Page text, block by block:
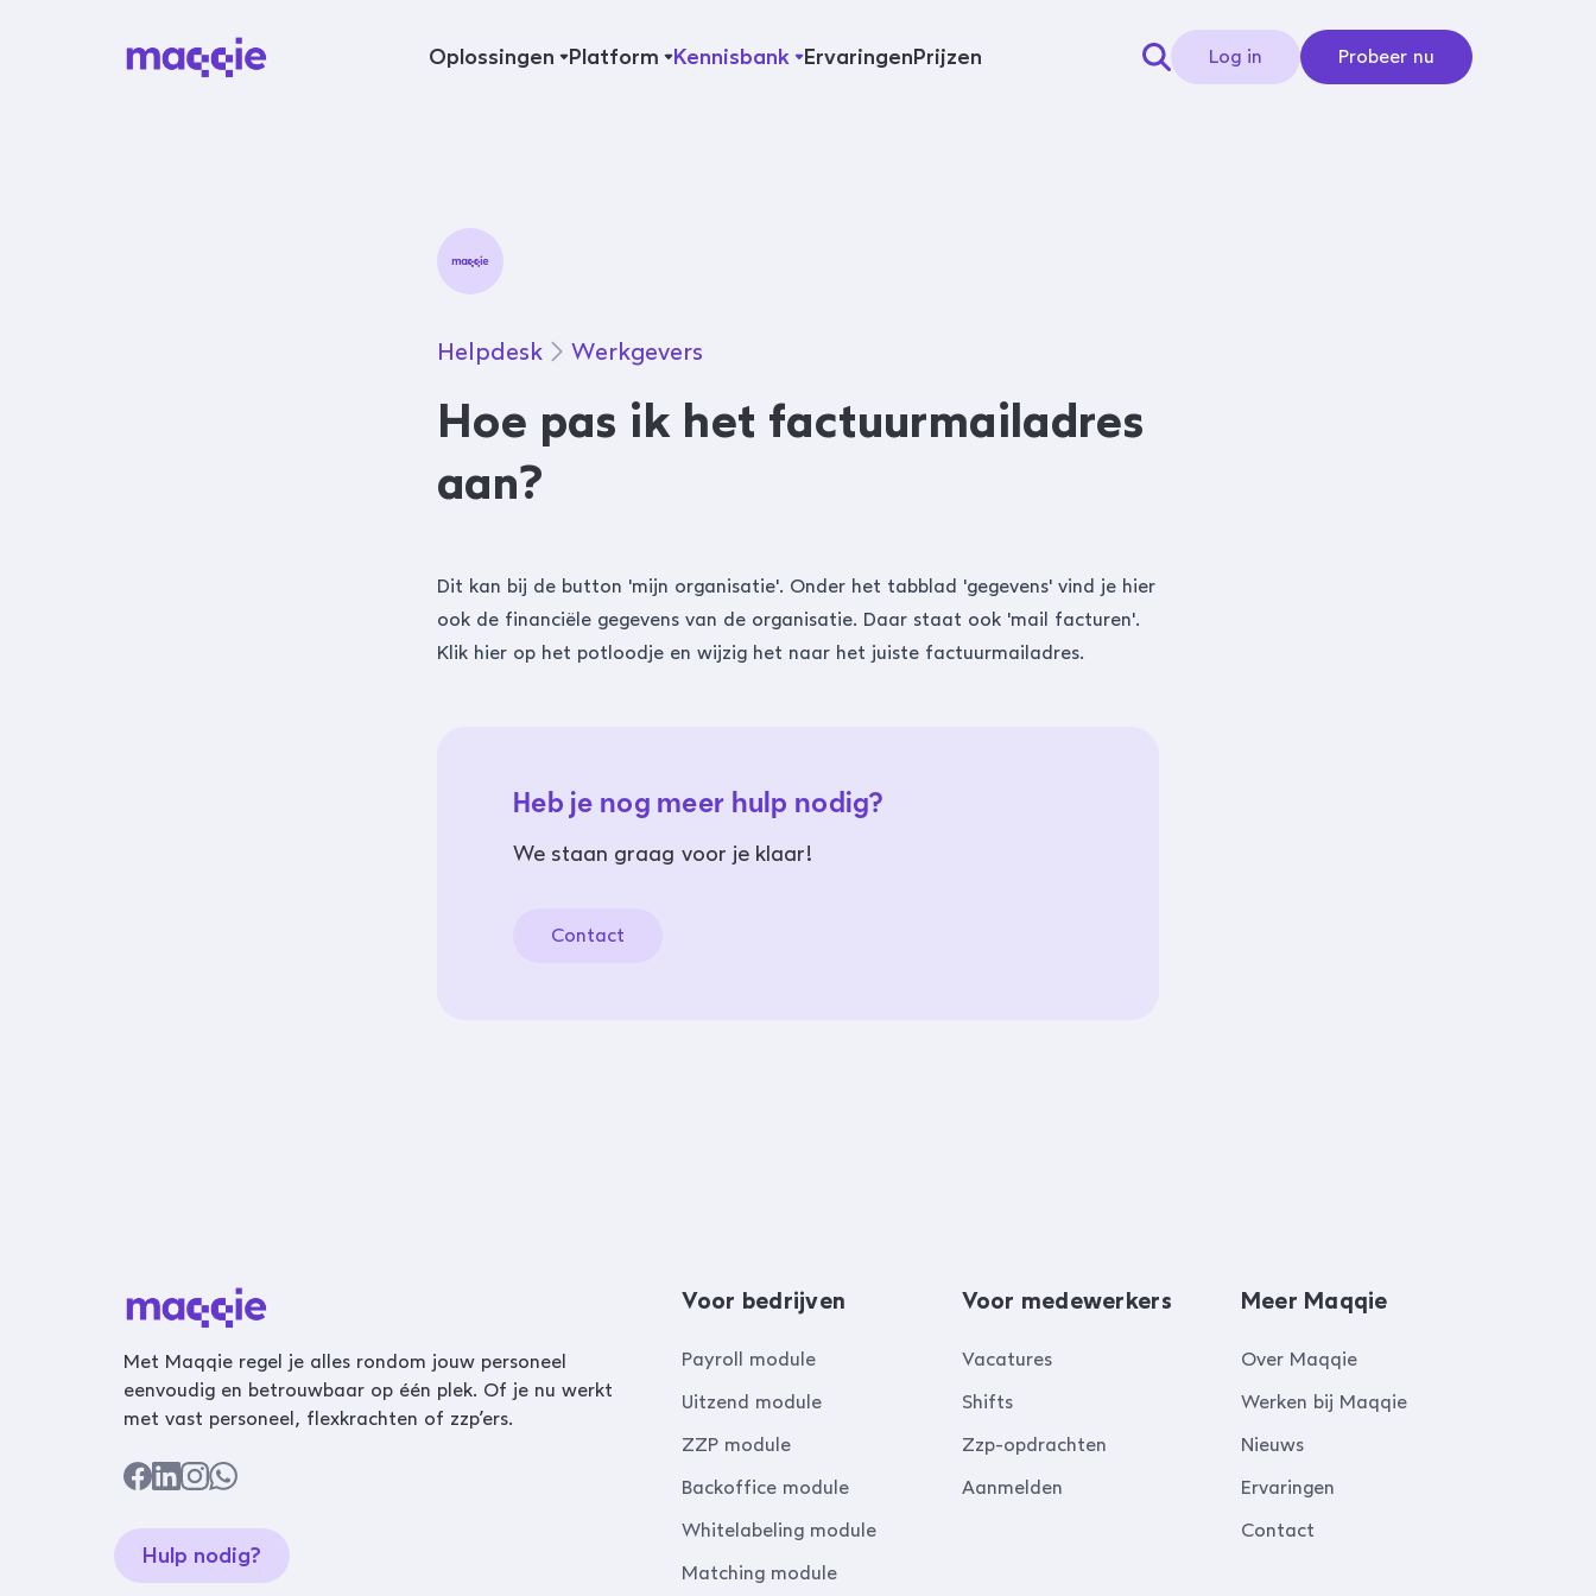
Oplossingen Platform Kennisbank ErvaringenPrijzen Log in Probeer nu
Helpdesk Werkgevers
Hoe pas ik het factuurmailadres
aan?
Dit kan bij de button 'mijn organisatie'. Onder het tabblad 'gegevens' vind je hier
ook de financiële gegevens van de organisatie. Daar staat ook 'mail facturen'.
Klik hier op het potloodje en wijzig het naar het juiste factuurmailadres.
Heb je nog meer hulp nodig?
We staan graag voor je klaar!
Contact
Met Maqqie regel je alles rondom jouw personeel
eenvoudig en betrouwbaar op één plek. Of je nu werkt
met vast personeel, flexkrachten of zzp’ers.
Hulp nodig?
Voor bedrijven
Payroll module
Uitzend module
ZZP module
Backoffice module
Whitelabeling module
Matching module
Voor medewerkers
Vacatures
Shifts
Zzp-opdrachten
Aanmelden
Meer Maqqie
Over Maqqie
Werken bij Maqqie
Nieuws
Ervaringen
Contact